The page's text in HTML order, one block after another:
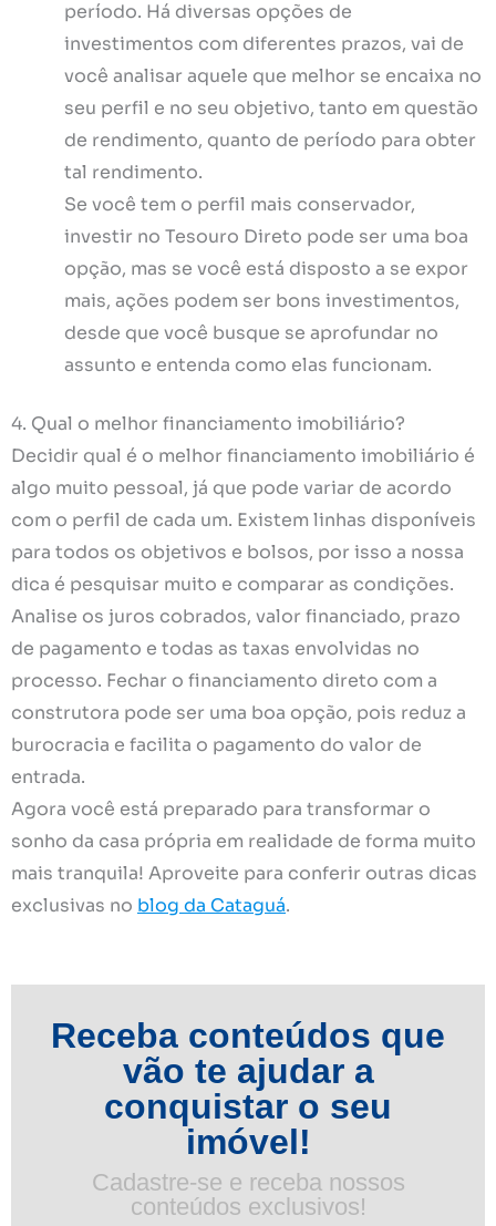
período. Há diversas opções de
investimentos com diferentes prazos, vai de
você analisar aquele que melhor se encaixa no
seu perfil e no seu objetivo, tanto em questão
de rendimento, quanto de período para obter
tal rendimento.
Se você tem o perfil mais conservador,
investir no Tesouro Direto pode ser uma boa
opção, mas se você está disposto a se expor
mais, ações podem ser bons investimentos,
desde que você busque se aprofundar no
assunto e entenda como elas funcionam.
4. Qual o melhor financiamento imobiliário?
Decidir qual é o melhor financiamento imobiliário é
algo muito pessoal, já que pode variar de acordo
com o perfil de cada um. Existem linhas disponíveis
para todos os objetivos e bolsos, por isso a nossa
dica é pesquisar muito e comparar as condições.
Analise os juros cobrados, valor financiado, prazo
de pagamento e todas as taxas envolvidas no
processo. Fechar o financiamento direto com a
construtora pode ser uma boa opção, pois reduz a
burocracia e facilita o pagamento do valor de
entrada.
Agora você está preparado para transformar o
sonho da casa própria em realidade de forma muito
mais tranquila! Aproveite para conferir outras dicas
exclusivas no blog da Cataguá.
Receba conteúdos que
vão te ajudar a
conquistar o seu
imóvel!
Cadastre-se e receba nossos
conteúdos exclusivos!